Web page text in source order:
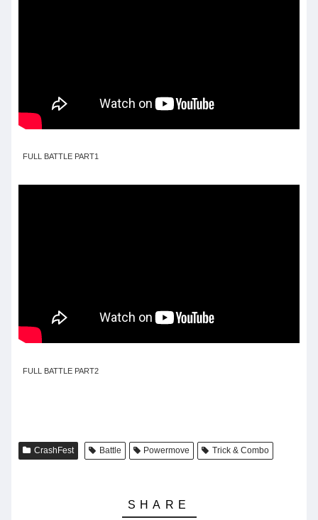
FULL BATTLE PART1
FULL BATTLE PART2
CrashFest Battle Powermove Trick & Combo